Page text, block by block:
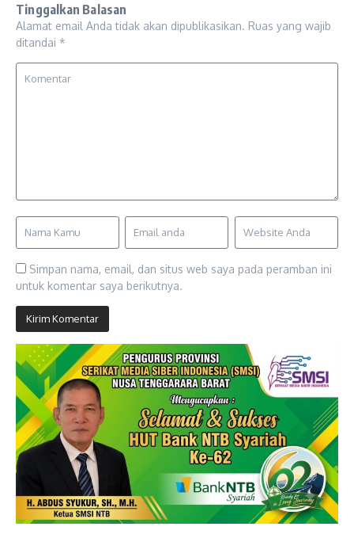
Tinggalkan Balasan
Alamat email Anda tidak akan dipublikasikan. Ruas yang wajib
ditandai *
Simpan nama, email, dan situs web saya pada peramban ini
untuk komentar saya berikutnya.